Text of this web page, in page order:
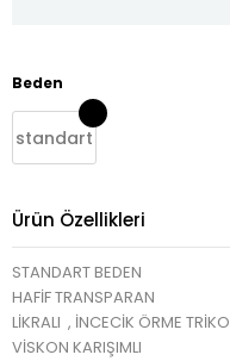
Beden
standart
Ürün Özellikleri
STANDART BEDEN
HAFİF TRANSPARAN
LİKRALI , İNCECİK ÖRME TRİKO
VİSKON KARIŞIMLI